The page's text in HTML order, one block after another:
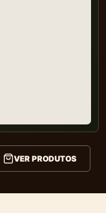
VER PRODUTOS